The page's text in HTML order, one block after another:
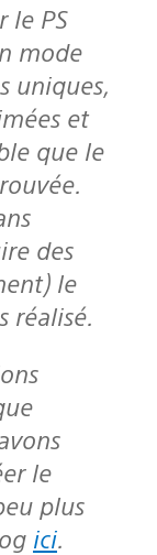
mode
uniques,
et
que le
des
le
réalisé.
le
plus
ici.